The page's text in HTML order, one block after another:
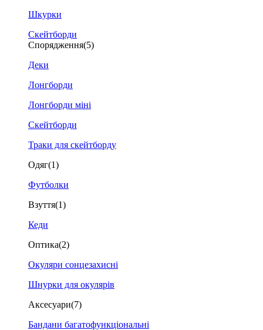
Шкурки
Скейтборди
Спорядження(5)
Деки
Лонгборди
Лонгборди міні
Скейтборди
Траки для скейтборду
Одяг(1)
Футболки
Взуття(1)
Кеди
Оптика(2)
Окуляри сонцезахисні
Шнурки для окулярів
Аксесуари(7)
Бандани багатофункціональні